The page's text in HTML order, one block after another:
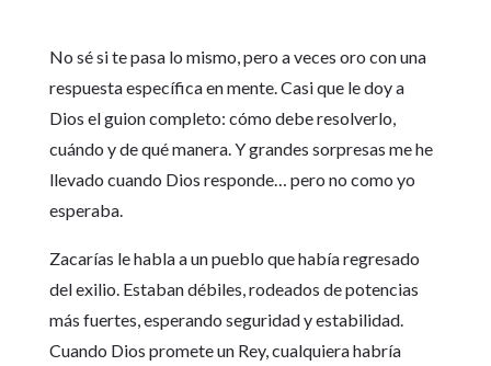
No sé si te pasa lo mismo, pero a veces oro con una
respuesta específica en mente. Casi que le doy a
Dios el guion completo: cómo debe resolverlo,
cuándo y de qué manera. Y grandes sorpresas me he
llevado cuando Dios responde… pero no como yo
esperaba.
Zacarías le habla a un pueblo que había regresado
del exilio. Estaban débiles, rodeados de potencias
más fuertes, esperando seguridad y estabilidad.
Cuando Dios promete un Rey, cualquiera habría